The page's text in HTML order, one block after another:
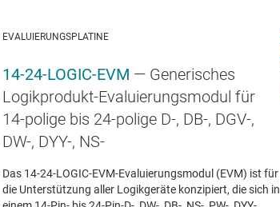
EVALUIERUNGSPLATINE
14-24-LOGIC-EVM — Generisches
Logikprodukt-Evaluierungsmodul für
14-polige bis 24-polige D-, DB-, DGV-,
DW-, DYY-, NS-
Das 14-24-LOGIC-EVM-Evaluierungsmodul (EVM) ist für
die Unterstützung aller Logikgeräte konzipiert, die sich in